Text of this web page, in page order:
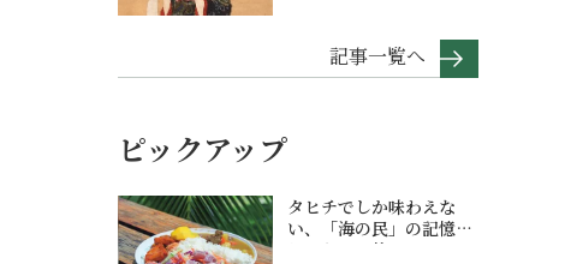
記事一覧へ
ピックアップ
タヒチでしか味わえな
い、「海の民」の記憶へ
とつながる旅